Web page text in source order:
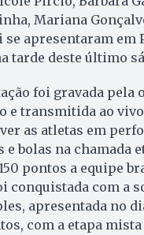
Mariana
se apresentaram em
tarde deste último
foi gravada pela
e transmitida ao
as atletas em
e bolas na chamada
pontos a equipe
conquistada com a
apresentada no
com a etapa